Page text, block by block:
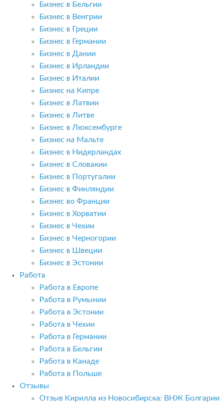
Бизнес в Бельгии
Бизнес в Венгрии
Бизнес в Греции
Бизнес в Германии
Бизнес в Дании
Бизнес в Ирландии
Бизнес в Италии
Бизнес на Кипре
Бизнес в Латвии
Бизнес в Литве
Бизнес в Люксембурге
Бизнес на Мальте
Бизнес в Нидерландах
Бизнес в Словакии
Бизнес в Португалии
Бизнес в Финляндии
Бизнес во Франции
Бизнес в Хорватии
Бизнес в Чехии
Бизнес в Черногории
Бизнес в Швеции
Бизнес в Эстонии
Работа
Работа в Европе
Работа в Румынии
Работа в Эстонии
Работа в Чехии
Работа в Германии
Работа в Бельгии
Работа в Канаде
Работа в Польше
Отзывы
Отзыв Кирилла из Новосибирска: ВНЖ Болгарии